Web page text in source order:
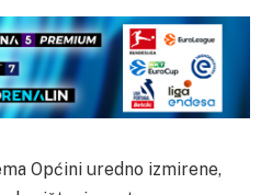
Općini uredno izmirene,